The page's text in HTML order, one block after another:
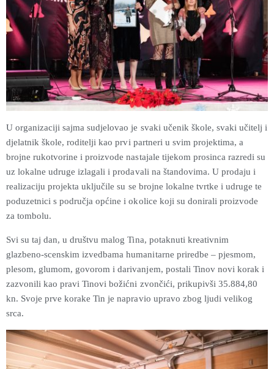
U organizaciji sajma sudjelovao je svaki učenik škole, svaki učitelj i
djelatnik škole, roditelji kao prvi partneri u svim projektima, a
brojne rukotvorine i proizvode nastajale tijekom prosinca razredi su
uz lokalne udruge izlagali i prodavali na štandovima. U prodaju i
realizaciju projekta uključile su se brojne lokalne tvrtke i udruge te
poduzetnici s područja općine i okolice koji su donirali proizvode
za tombolu.
Svi su taj dan, u društvu malog Tina, potaknuti kreativnim
glazbeno-scenskim izvedbama humanitarne priredbe – pjesmom,
plesom, glumom, govorom i darivanjem, postali Tinov novi korak i
zazvonili kao pravi Tinovi božićni zvončići, prikupivši 35.884,80
kn. Svoje prve korake Tin je napravio upravo zbog ljudi velikog
srca.